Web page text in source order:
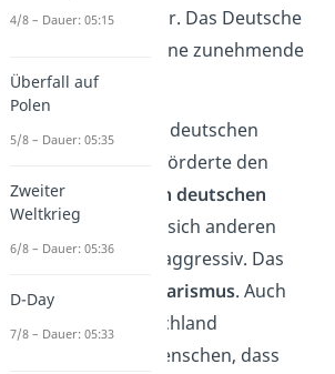
Staaten umgeben war. Das Deutsche
Reich stellte für sie eine zunehmende
Bedrohungdar.
Das lag vor allem am deutschen
Kaiser Wilhelm II. Er förderte den
Ausbau eines
starken deutschen
Militärsund verhielt sich anderen
Ländern gegenüber aggressiv. Das
nennst du auch
Militarismus. Auch
innerhalb von Deutschland
überzeugte er die Menschen, dass
4/8 – Dauer: 05:15
Überfall auf
Polen
5/8 – Dauer: 05:35
Zweiter
Weltkrieg
6/8 – Dauer: 05:36
D-Day
7/8 – Dauer: 05:33